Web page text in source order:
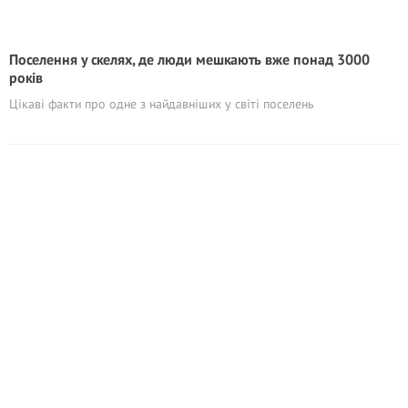
Поселення у скелях, де люди мешкають вже понад 3000
років
Цікаві факти про одне з найдавніших у світі поселень